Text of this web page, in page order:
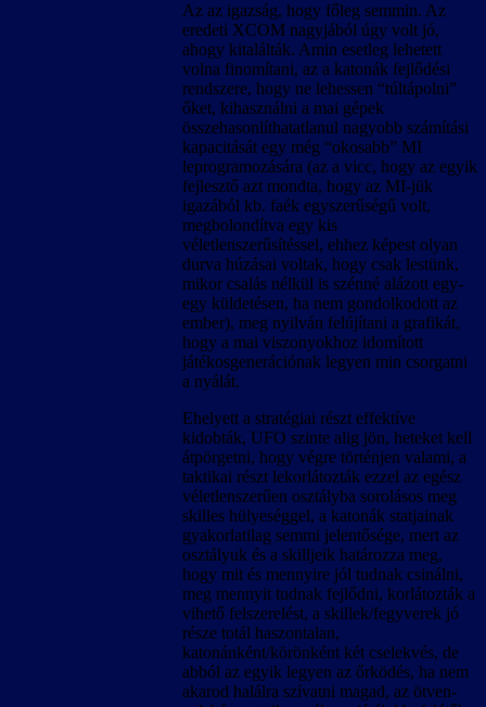
Az az igazság, hogy főleg semmin. Az
eredeti XCOM nagyjából úgy volt jó,
ahogy kitalálták. Amin esetleg lehetett
volna finomítani, az a katonák fejlődési
rendszere, hogy ne lehessen “túltápolni”
őket, kihasználni a mai gépek
összehasonlíthatatlanul nagyobb számítási
kapacitását egy még “okosabb” MI
leprogramozására (az a vicc, hogy az egyik
fejlesztő azt mondta, hogy az MI-jük
igazából kb. faék egyszerűségű volt,
megbolondítva egy kis
véletlenszerűsítéssel, ehhez képest olyan
durva húzásai voltak, hogy csak lestünk,
mikor csalás nélkül is szénné alázott egy-
egy küldetésen, ha nem gondolkodott az
ember), meg nyilván felújítani a grafikát,
hogy a mai viszonyokhoz idomított
játékosgenerációnak legyen min csorgatni
a nyálát.
Ehelyett a stratégiai részt effektíve
kidobták, UFO szinte alig jön, heteket kell
átpörgetni, hogy végre történjen valami, a
taktikai részt lekorlátozták ezzel az egész
véletlenszerűen osztályba sorolásos meg
skilles hülyeséggel, a katonák statjainak
gyakorlatilag semmi jelentősége, mert az
osztályuk és a skilljeik határozza meg,
hogy mit és mennyire jól tudnak csinálni,
meg mennyit tudnak fejlődni, korlátozták a
vihető felszerelést, a skillek/fegyverek jó
része totál haszontalan,
katonánként/körönként két cselekvés, de
abból az egyik legyen az őrködés, ha nem
akarod halálra szívatni magad, az ötven-